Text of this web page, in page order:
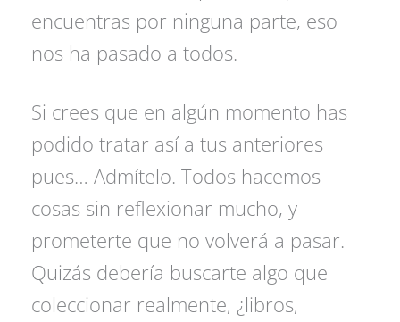
encuentras por ninguna parte, eso
nos ha pasado a todos.
Si crees que en algún momento has
podido tratar así a tus anteriores
pues… Admítelo. Todos hacemos
cosas sin reflexionar mucho, y
prometerte que no volverá a pasar.
Quizás debería buscarte algo que
coleccionar realmente, ¿libros,